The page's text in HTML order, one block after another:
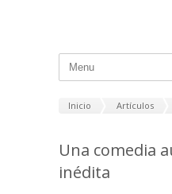
Inicio Artículos
Una comedia
inédita